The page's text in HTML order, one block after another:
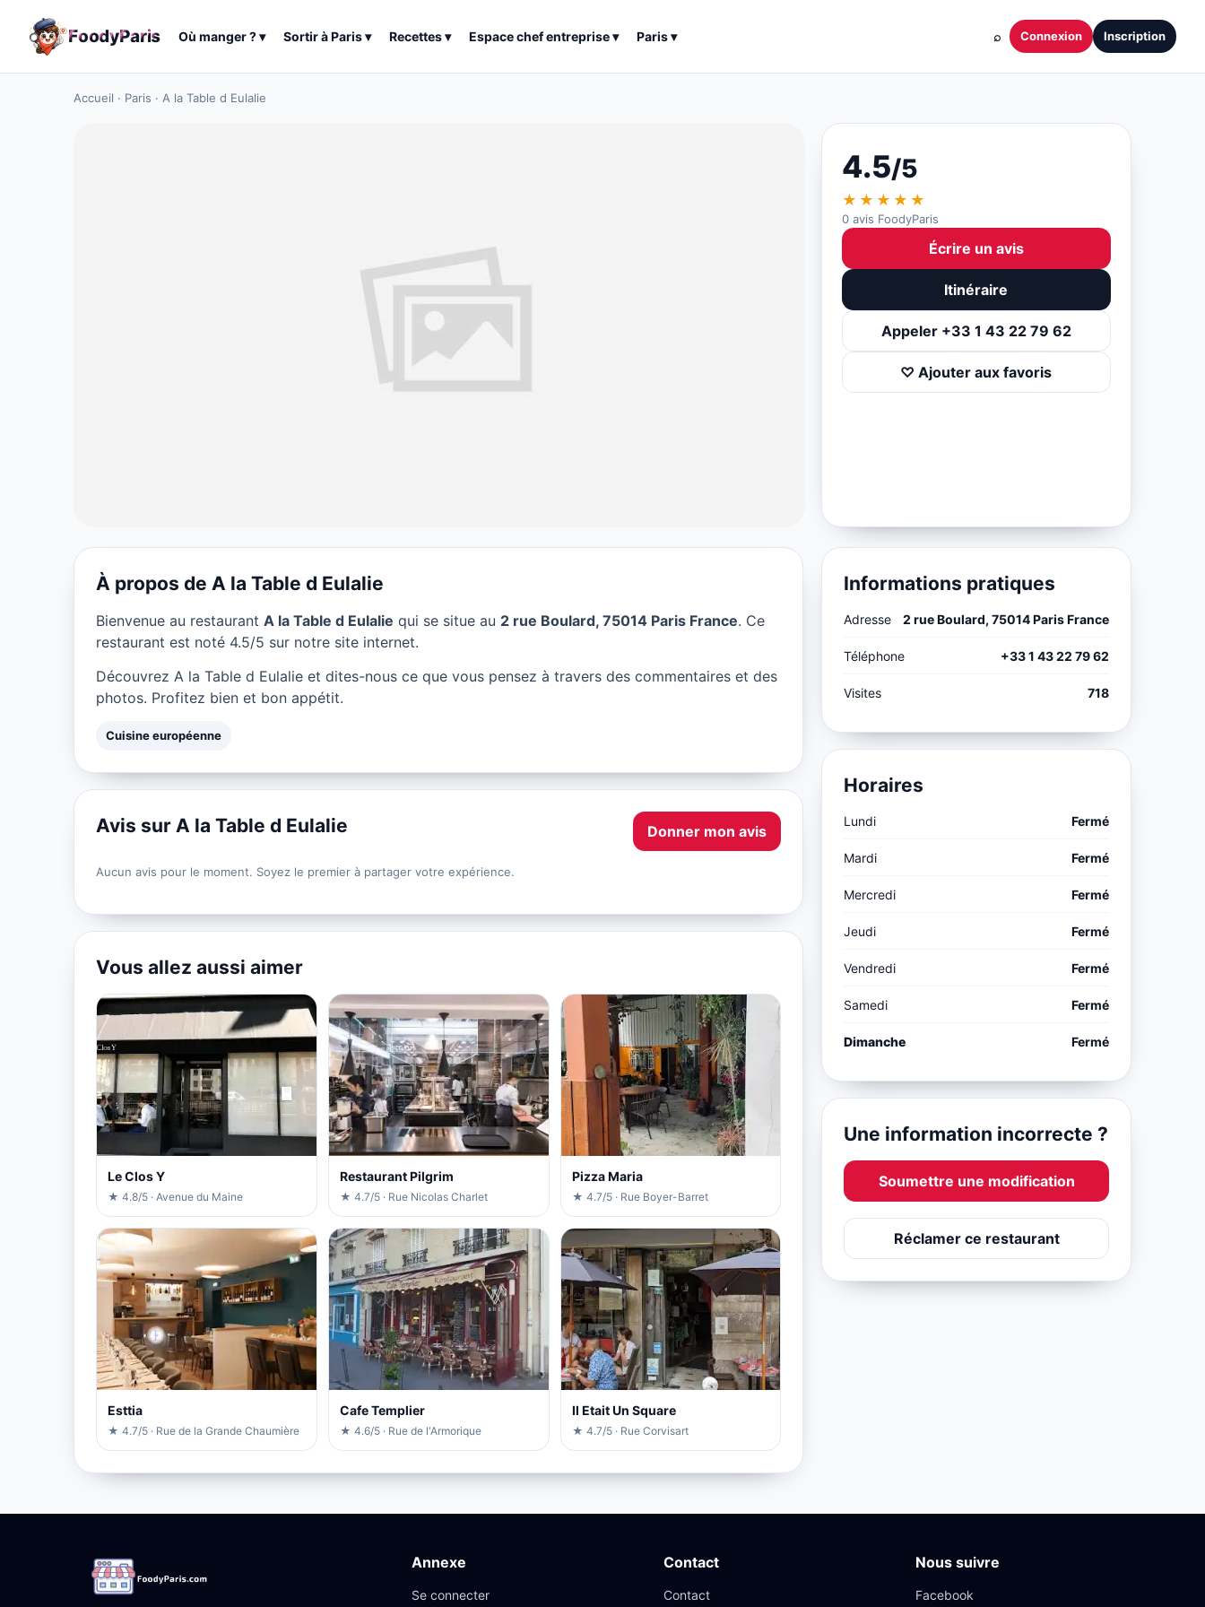
FoodyParis Où manger ?▾ Sortir àParis▾ Recettes▾ Espace chef entreprise▾ Paris▾ ⌕ Connexion Inscription
Accueil · Paris · A la Table d Eulalie
A la Table d Eulalie à Paris
★ 4.5/5
4.5/5
★★★★★
0 avis FoodyParis
Écrire un avis
Itinéraire
Appeler +33 1 43 22 79 62
♡ Ajouter aux favoris
À propos de A la Table d Eulalie
Bienvenue au restaurant A la Table d Eulalie qui se situe au 2 rue Boulard, 75014 Paris France. Ce
restaurant est noté 4.5/5 sur notre site internet.
Découvrez A la Table d Eulalie et dites-nous ce que vous pensez à travers des commentaires et des
photos. Profitez bien et bon appétit.
Cuisine européenne
Avis sur A la Table d Eulalie Donner mon avis
Aucun avis pour le moment. Soyez le premier à partager votre expérience.
Vous allez aussi aimer
Le Clos Y
★ 4.8/5 · Avenue du Maine
Restaurant Pilgrim
★ 4.7/5 · Rue Nicolas Charlet
Pizza Maria
★ 4.7/5 · Rue Boyer-Barret
Esttia
★ 4.7/5 · Rue de la Grande Chaumière
Cafe Templier
★ 4.6/5 · Rue de l'Armorique
Il Etait Un Square
★ 4.7/5 · Rue Corvisart
Informations pratiques
Adresse 2 rue Boulard, 75014 Paris France
Téléphone +33 1 43 22 79 62
Visites 718
Horaires
Lundi Fermé
Mardi Fermé
Mercredi Fermé
Jeudi Fermé
Vendredi Fermé
Samedi Fermé
Dimanche Fermé
Une information incorrecte ?
Soumettre une modification
Réclamer ce restaurant
Annexe
Se connecter
Contact
Contact
Nous suivre
Facebook